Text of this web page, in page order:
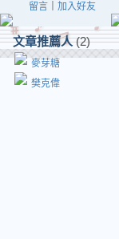
留言｜ 加入好友
文章推薦人(2)
麥芽糖
樊克偉